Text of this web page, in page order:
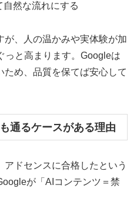
然な流れにする
、人の温かみや実体験が加
っと高まります。Googleは
め、品質を保てば安心して
通るケースがある理由
ドセンスに合格したという
が「AIコンテンツ＝禁